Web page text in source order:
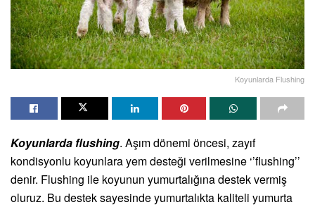
Koyunlarda Flushing
Koyunlarda flushing. Aşım dönemi öncesi, zayıf
kondisyonlu koyunlara yem desteği verilmesine ‘’flushing’’
denir. Flushing ile koyunun yumurtalığına destek vermiş
oluruz. Bu destek sayesinde yumurtalıkta kaliteli yumurta